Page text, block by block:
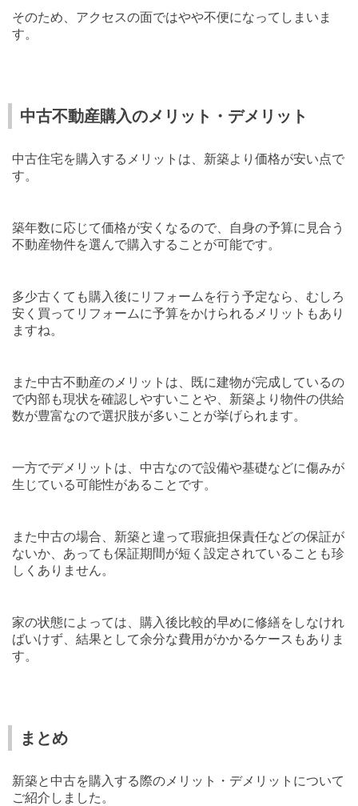
そのため、アクセスの面ではやや不便になってしまいま
す。
中古不動産購入のメリット・デメリット
中古住宅を購入するメリットは、新築より価格が安い点で
す。
築年数に応じて価格が安くなるので、自身の予算に見合う
不動産物件を選んで購入することが可能です。
多少古くても購入後にリフォームを行う予定なら、むしろ
安く買ってリフォームに予算をかけられるメリットもあり
ますね。
また中古不動産のメリットは、既に建物が完成しているの
で内部も現状を確認しやすいことや、新築より物件の供給
数が豊富なので選択肢が多いことが挙げられます。
一方でデメリットは、中古なので設備や基礎などに傷みが
生じている可能性があることです。
また中古の場合、新築と違って瑕疵担保責任などの保証が
ないか、あっても保証期間が短く設定されていることも珍
しくありません。
家の状態によっては、購入後比較的早めに修繕をしなけれ
ばいけず、結果として余分な費用がかかるケースもありま
す。
まとめ
新築と中古を購入する際のメリット・デメリットについて
ご紹介しました。